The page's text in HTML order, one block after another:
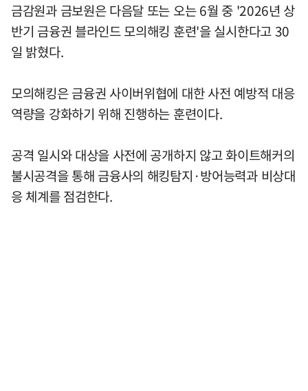
금감원과 금보원은 다음달 또는 오는 6월 중 '2026년 상
반기 금융권 블라인드 모의해킹 훈련'을 실시한다고 30
일 밝혔다.
모의해킹은 금융권 사이버위협에 대한 사전 예방적 대응
역량을 강화하기 위해 진행하는 훈련이다.
공격 일시와 대상을 사전에 공개하지 않고 화이트해커의
불시공격을 통해 금융사의 해킹탐지·방어능력과 비상대
응 체계를 점검한다.